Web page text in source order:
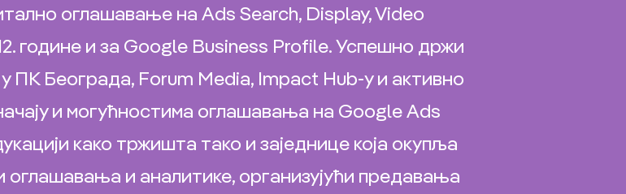
оглашавање на Аds Search, Display, Video
године и за Google Business Profile. Успешно држи
Београда, Forum Media, Impact Hub-у и активно
и могућностима оглашавања на Google Аds
како тржишта тако и заједнице која окупља
и аналитике, организујући предавања